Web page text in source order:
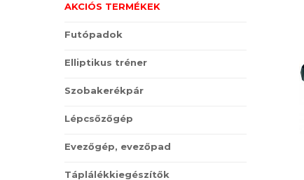
AKCIÓS TERMÉKEK
Futópadok
Elliptikus tréner
Szobakerékpár
Lépcsőzőgép
Evezőgép, evezőpad
Táplálékkiegészítők